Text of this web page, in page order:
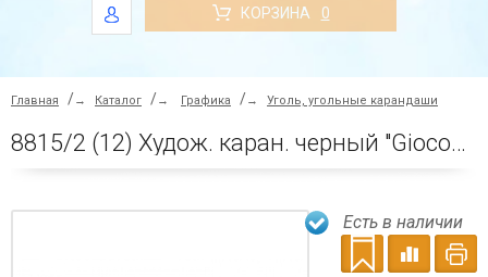
КОРЗИНА 0
Главная → Каталог → Графика → Уголь, угольные карандаши
8815/2 (12) Худож. каран. черный "Gioconda negro"
Есть в наличии